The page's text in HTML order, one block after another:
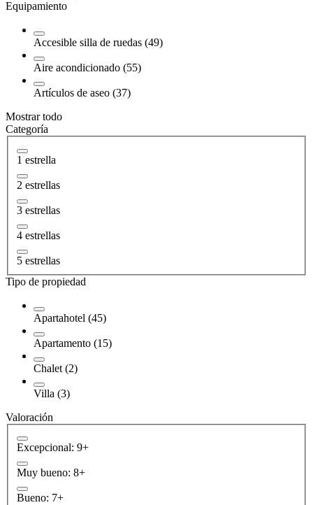
Equipamiento
Accesible silla de ruedas (49)
Aire acondicionado (55)
Artículos de aseo (37)
Mostrar todo
Categoría
1 estrella
2 estrellas
3 estrellas
4 estrellas
5 estrellas
Tipo de propiedad
Apartahotel (45)
Apartamento (15)
Chalet (2)
Villa (3)
Valoración
Excepcional: 9+
Muy bueno: 8+
Bueno: 7+